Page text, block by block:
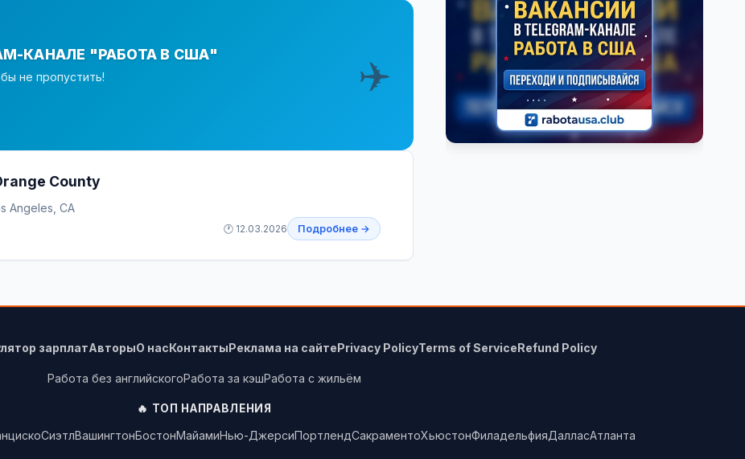
КАНАЛЕ "РАБОТА В США"
не пропустить! ✈️
County
Angeles, CA
🕐 12.03.2026 Подробнее →
зарплатАвторыО насКонтактыРеклама на сайтеPrivacy PolicyTerms of ServiceRefund Policy
Работа без английскогоРабота за кэшРабота с жильём
🔥 ТОП НАПРАВЛЕНИЯ
СиэтлВашингтонБостонМайамиНью-ДжерсиПортлендСакраментоХьюстонФиладельфияДалласАтланта